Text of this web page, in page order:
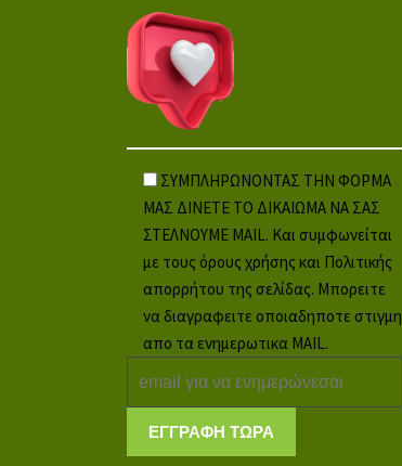
ΣΥΜΠΛΗΡΩΝΟΝΤΑΣ ΤΗΝ ΦΟΡΜΑ
ΜΑΣ ΔΙΝΕΤΕ ΤΟ ΔΙΚΑΙΩΜΑ ΝΑ ΣΑΣ
ΣΤΕΛΝΟΥΜΕ MAIL. Και συμφωνείται
με τους όρους χρήσης και Πολιτικής
απορρήτου της σελίδας. Μπορειτε
να διαγραφειτε οποιαδηποτε στιγμη
απο τα ενημερωτικα MAIL.